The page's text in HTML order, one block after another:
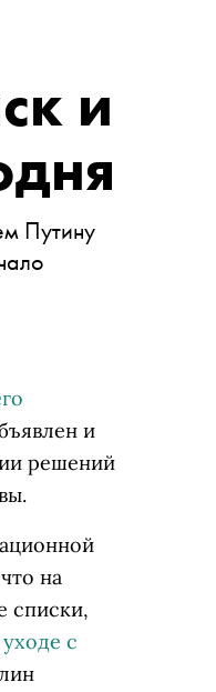
и
Путину
и
решений
на
списки,
уходе с